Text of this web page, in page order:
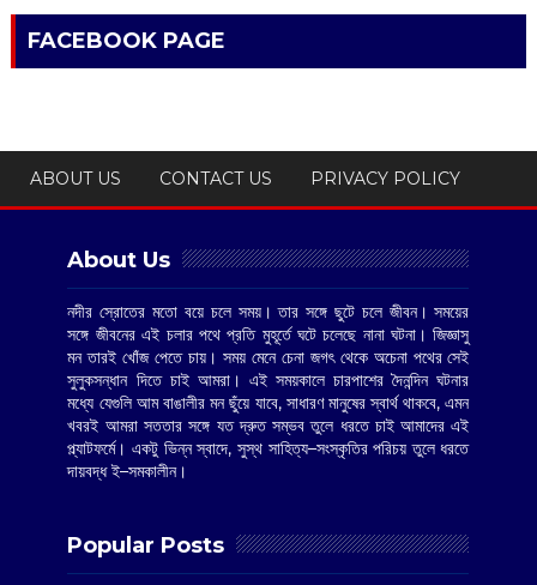
FACEBOOK PAGE
ABOUT US CONTACT US PRIVACY POLICY
About Us
নদীর স্রোতের মতো বয়ে চলে সময়। তার সঙ্গে ছুটে চলে জীবন। সময়ের
সঙ্গে জীবনের এই চলার পথে প্রতি মুহূর্তে ঘটে চলেছে নানা ঘটনা। জিজ্ঞাসু
মন তারই খোঁজ পেতে চায়। সময় মেনে চেনা জগৎ থেকে অচেনা পথের সেই
সুলুকসন্ধান দিতে চাই আমরা। এই সময়কালে চারপাশের দৈনন্দিন ঘটনার
মধ্যে যেগুলি আম বাঙালীর মন ছুঁয়ে যাবে, সাধারণ মানুষের স্বার্থ থাকবে, এমন
খবরই আমরা সততার সঙ্গে যত দ্রুত সম্ভব তুলে ধরতে চাই আমাদের এই
প্ল্যাটফর্মে। একটু ভিন্ন স্বাদে, সুস্থ সাহিত্য–সংস্কৃতির পরিচয় তুলে ধরতে
দায়বদ্ধ ই–সমকালীন।
Popular Posts